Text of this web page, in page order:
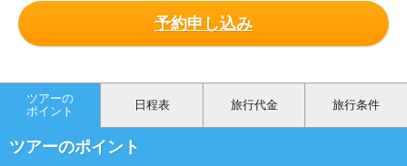
予約申し込み
ツアーの
ポイント
日程表 旅行代金 旅行条件
ツアーのポイント